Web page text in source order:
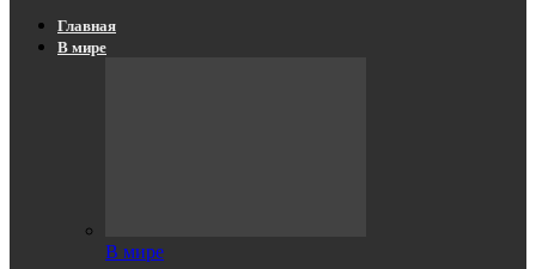
Главная
В мире
В мире